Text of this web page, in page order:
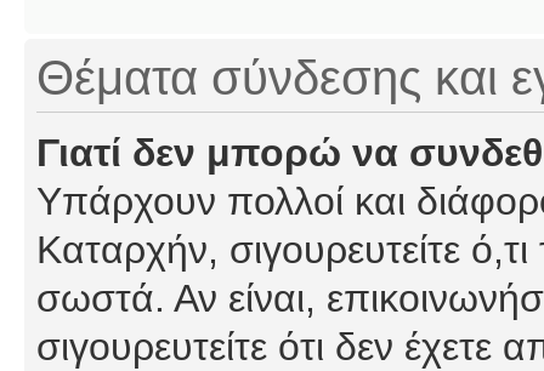
Θέματα σύνδεσης και
Γιατί δεν μπορώ να
Υπάρχουν πολλοί και
Καταρχήν, σιγουρευτείτε
σωστά. Αν είναι,
σιγουρευτείτε ότι δεν έχετε